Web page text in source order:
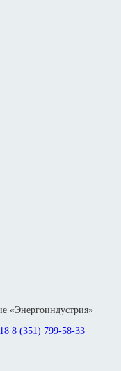
«Энергоиндустрия»
8 (351) 799-58-33